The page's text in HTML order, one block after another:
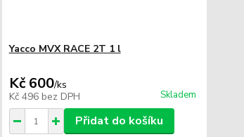
Yacco MVX RACE 2T 1 l
Kč 600/ks
Kč 496 bez DPH Skladem
Přidat do košíku